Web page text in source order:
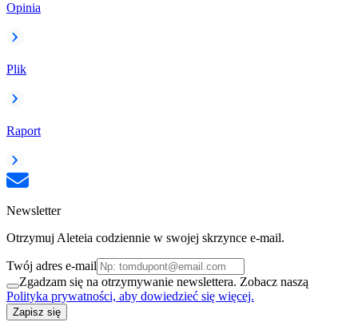
Opinia
Plik
Raport
Newsletter
Otrzymuj Aleteia codziennie w swojej skrzynce e-mail.
Twój adres e-mail
Zgadzam się na otrzymywanie newslettera. Zobacz naszą
Polityka prywatności, aby dowiedzieć się więcej.
Zapisz się